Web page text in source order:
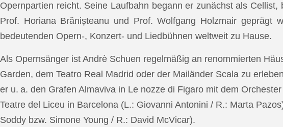
Opernpartien reicht. Seine Laufbahn begann er zunächst als
Prof. Horiana Brănișteanu und Prof. Wolfgang Holzmair
bedeutenden Opern-, Konzert- und Liedbühnen weltweit zu Hause.
Als Opernsänger ist Andrè Schuen regelmäßig an renommierten
Garden, dem Teatro Real Madrid oder der Mailänder Scala zu
er u. a. den Grafen Almaviva in Le nozze di Figaro mit dem
Teatre del Liceu in Barcelona (L.: Giovanni Antonini / R.: Marta
Soddy bzw. Simone Young / R.: David McVicar).